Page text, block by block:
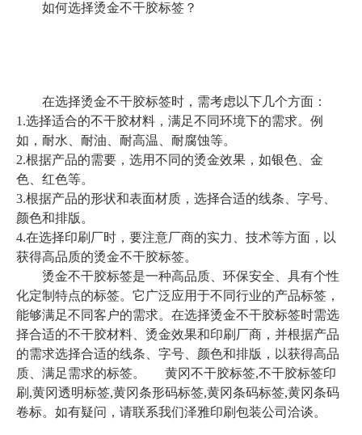
如何选择烫金不干胶标签？
在选择烫金不干胶标签时，需考虑以下几个方面：
1.选择适合的不干胶材料，满足不同环境下的需求。例
如，耐水、耐油、耐高温、耐腐蚀等。
2.根据产品的需要，选用不同的烫金效果，如银色、金
色、红色等。
3.根据产品的形状和表面材质，选择合适的线条、字号、
颜色和排版。
4.在选择印刷厂时，要注意厂商的实力、技术等方面，以
获得高品质的烫金不干胶标签。
烫金不干胶标签是一种高品质、环保安全、具有个性
化定制特点的标签。它广泛应用于不同行业的产品标签，
能够满足不同客户的需求。在选择烫金不干胶标签时需选
择合适的不干胶材料、烫金效果和印刷厂商，并根据产品
的需求选择合适的线条、字号、颜色和排版，以获得高品
质、满足需求的标签。
黄冈不干胶标签,不干胶标签印
刷,黄冈透明标签,黄冈条形码标签,黄冈条码标签,黄冈条码
卷标。如有疑问，请联系我们泽雅印刷包装公司洽谈。